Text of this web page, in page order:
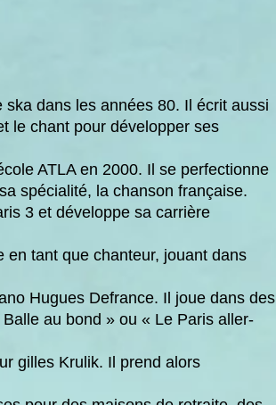
dans les années 80. Il écrit aussi
le chant pour développer ses
ATLA en 2000. Il se perfectionne
spécialité, la chanson française.
3 et développe sa carrière
tant que chanteur, jouant dans
Hugues Defrance. Il joue dans des
au bond » ou « Le Paris aller-
gilles Krulik. Il prend alors